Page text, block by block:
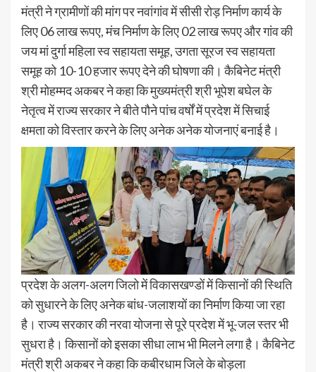
मंत्री ने ग्रामीणों की मांग पर नवांगांव में सीसी रोड़ निर्माण कार्य के
लिए 06 लाख रूपए, मंच निर्माण के लिए 02 लाख रूपए और गांव की
जय मां दुर्गा महिला स्व सहायता समूह, उगता सूरज स्व सहायता
समूह को 10-10 हजार रूपए देने की घोषणा की। कैबिनेट मंत्री
श्री मोहम्मद अकबर ने कहा कि मुख्यमंत्री श्री भूपेश बघेल के
नेतृत्व में राज्य सरकार ने बीते पौने पांच वर्षों में प्रदेश में सिचाई
क्षमता को विस्तार करने के लिए अनेक अनेक योजनाएं बनाई है।
प्रदेश के अलग-अलग जिलो में विकासखण्डों में किसानों की स्थिति
को सुधारने के लिए अनेक बांध-जलाशयों का निर्माण किया जा रहा
है। राज्य सरकार की नरवा योजना से पूरे प्रदेश में भू-जल स्तर भी
सुधरा है। किसानों को इसका सीधा लाभ भी मिलने लगा है। कैबिनेट
मंत्री श्री अकबर ने कहा कि कबीरधाम जिले के बोड़ला